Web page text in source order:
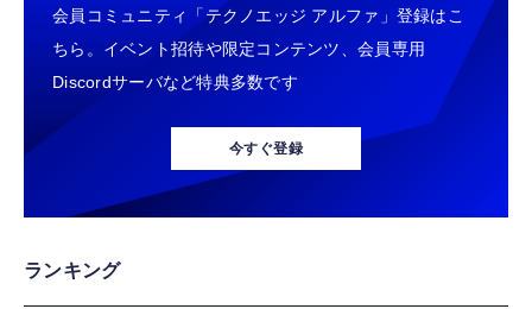
に映す ミラーリング接続
iPhone/Android/Windows/Mac OS対応 モー
ド切替不要 簡単セットアップ アプリ互換性あ
り YouTube視聴可能 大画面で楽しめる 日本
￥2,088
プロジェクター 家庭用 小型 ぷろじえくたー
Android TV 14.0搭載 HiFiスピーカー内蔵 天
井 静音 0.5M短距離投影 WiFi6 Bluetooth5.4
350"大画面 自動台形補正 ホームシアター
HDMI/スマホ/PC/DVD/Switchなどに対応 プ
ウォッチ 高性能GPS内蔵 【日本正規品】心
電図(ECG)アプリ対応モデル
￥47,691
Ray-Ban Meta スマートグラス WAYFARER
調光レンズ IPX4防水シャイニーブラック / グ
リーン 50mm 0RW4012
iPhone 15/16/17対応】横向きに寝ると耳が圧
迫されない ソフトシリコンで柔らかい 超軽量
超小型 外部ノイズ遮断 音質良い リモコン マ
イク付き 安眠 仕事 勉強 通勤通学最適（黑-
￥2,199
Lightning to 3.5mm イヤホンジャック 変換
MFi認証 【ハイレゾ音質】 内蔵DAC 遅延な
し 48ビット/96KHz 音量調節対応
会員コミュニティ「テクノエッジ アルファ」登録はこ
ちら。イベント招待や限定コンテンツ、会員専用
Discordサーバなど特典多数です
今すぐ登録
ランキング